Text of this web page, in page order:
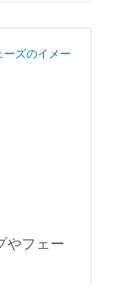
やフェー